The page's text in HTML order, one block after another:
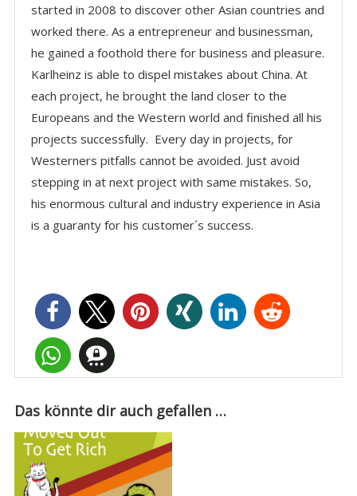
started in 2008 to discover other Asian countries and
worked there. As a entrepreneur and businessman,
he gained a foothold there for business and pleasure.
Karlheinz is able to dispel mistakes about China. At
each project, he brought the land closer to the
Europeans and the Western world and finished all his
projects successfully. Every day in projects, for
Westerners pitfalls cannot be avoided. Just avoid
stepping in at next project with same mistakes. So,
his enormous cultural and industry experience in Asia
is a guaranty for his customer´s success.
Das könnte dir auch gefallen …